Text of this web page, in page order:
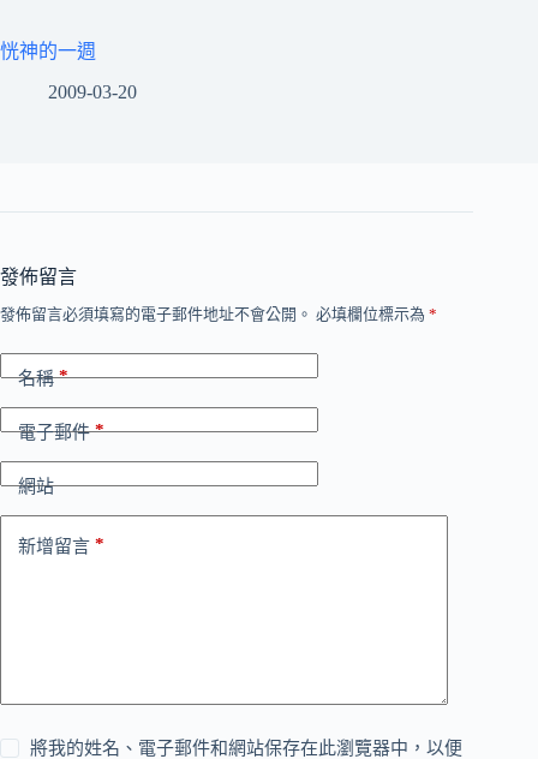
恍神的一週
2009-03-20
發佈留言
發佈留言必須填寫的電子郵件地址不會公開。 必填欄位標示為 *
名稱*
電子郵件*
網站
新增留言 *
將我的姓名、電子郵件和網站保存在此瀏覽器中，以便